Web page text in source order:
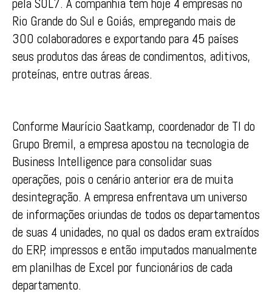
Rio Grande do Sul e Goiás, empregando mais de
300 colaboradores e exportando para 45 países
seus produtos das áreas de condimentos, aditivos,
proteínas, entre outras áreas.
Conforme Maurício Saatkamp, coordenador de TI do
Grupo Bremil, a empresa apostou na tecnologia de
Business Intelligence para consolidar suas
operações, pois o cenário anterior era de muita
desintegração. A empresa enfrentava um universo
de informações oriundas de todos os departamentos
de suas 4 unidades, no qual os dados eram extraídos
do ERP, impressos e então imputados manualmente
em planilhas de Excel por funcionários de cada
departamento.